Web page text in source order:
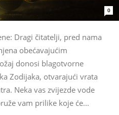
0
Dragi čitatelji, pred nama
obećavajućim
donosi blagotvorne
Zodijaka, otvarajući vrata
Neka vas zvijezde vode
vam prilike koje će...